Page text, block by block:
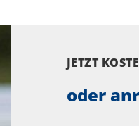
JETZT
oder